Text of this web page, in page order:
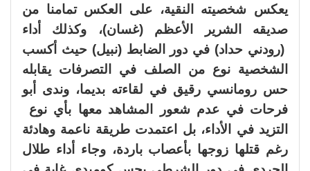
يعكس شخصيته النقية، على العكس تمامنا من
صديقه الشرير الأعظم (غسان)، وكذلك أداء
(رودني حداد) في دور الضابط (نبيل) حيث أكسب
الشخصية نوع من الصلف في التصرفات يقابله
حس رومانسي رقيق في لقاءته بديما، وندى أبو
فرحات في عدم شعور المشاهد معها بأي نوع
التزيد في الأداء، بل اعتمدت طريقة ناعمة وهادئة
رغم قتلها زوجها بأعصاب باردة، وجاء أداء طلال